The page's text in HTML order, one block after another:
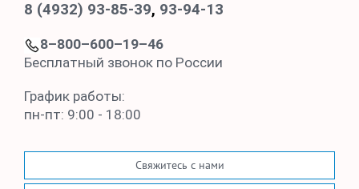
8 (4932) 93-85-39, 93-94-13
8–800–600–19–46
Бесплатный звонок по России
График работы:
пн-пт: 9:00 - 18:00
Свяжитесь с нами